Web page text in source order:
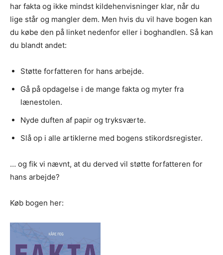
har fakta og ikke mindst kildehenvisninger klar, når du
lige står og mangler dem. Men hvis du vil have bogen kan
du købe den på linket nedenfor eller i boghandlen. Så kan
du blandt andet:
Støtte forfatteren for hans arbejde.
Gå på opdagelse i de mange fakta og myter fra
lænestolen.
Nyde duften af papir og tryksværte.
Slå op i alle artiklerne med bogens stikordsregister.
… og fik vi nævnt, at du derved vil støtte forfatteren for
hans arbejde?
Køb bogen her: